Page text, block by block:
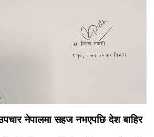
नेपालमा सहज नभएपछि देश बाहिर